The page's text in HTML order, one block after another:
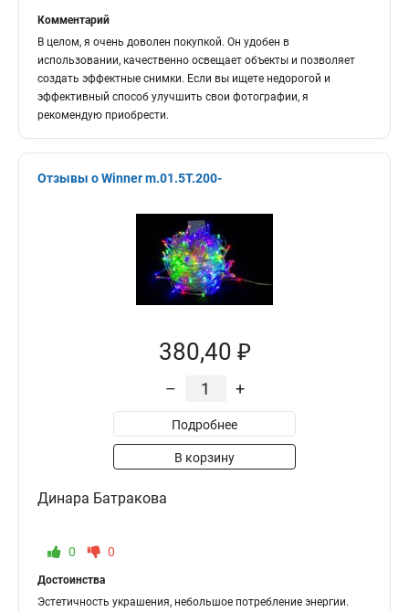
Комментарий
В целом, я очень доволен покупкой. Он удобен в
использовании, качественно освещает объекты и позволяет
создать эффектные снимки. Если вы ищете недорогой и
эффективный способ улучшить свои фотографии, я
рекомендую приобрести.
Отзывы о Winner m.01.5T.200-
380,40 ₽
– +
Подробнее
В корзину
Динара Батракова
0 0
Достоинства
Эстетичность украшения, небольшое потребление энергии.